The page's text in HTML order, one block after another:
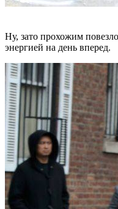
Ну, зато прохожим
энергией на день вперед.